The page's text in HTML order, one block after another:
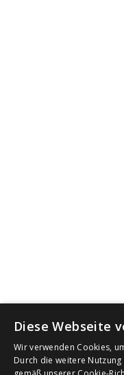
Diese Webseite
Wir verwenden Cookies,
Durch die weitere